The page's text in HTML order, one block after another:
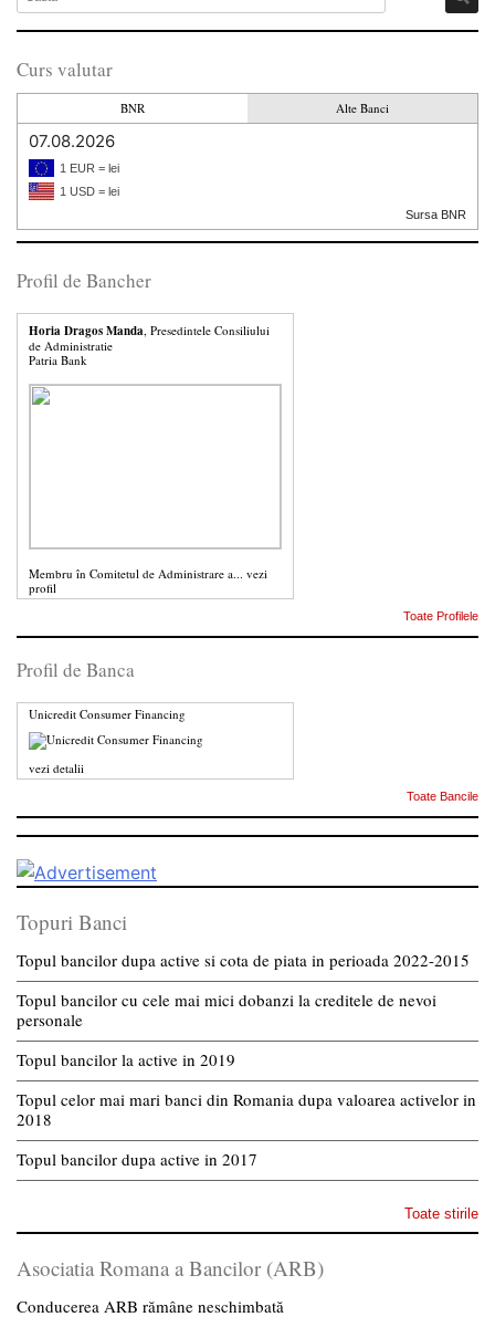
Curs valutar
BNR Alte Banci
07.08.2026
1 EUR = lei
1 USD = lei
Sursa BNR
Profil de Bancher
Horia Dragos Manda, Presedintele Consiliului
de Administratie
Patria Bank
Membru în Comitetul de Administrare a... vezi
profil
Toate Profilele
Profil de Banca
Unicredit Consumer Financing
vezi detalii
Toate Bancile
Topuri Banci
Topul bancilor dupa active si cota de piata in perioada 2022-2015
Topul bancilor cu cele mai mici dobanzi la creditele de nevoi
personale
Topul bancilor la active in 2019
Topul celor mai mari banci din Romania dupa valoarea activelor in
2018
Topul bancilor dupa active in 2017
Toate stirile
Asociatia Romana a Bancilor (ARB)
Conducerea ARB rămâne neschimbată